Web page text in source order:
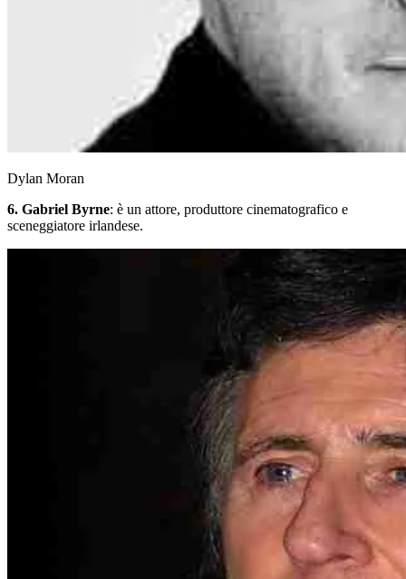
Dylan Moran
6. Gabriel Byrne: è un attore, produttore cinematografico e
sceneggiatore irlandese.